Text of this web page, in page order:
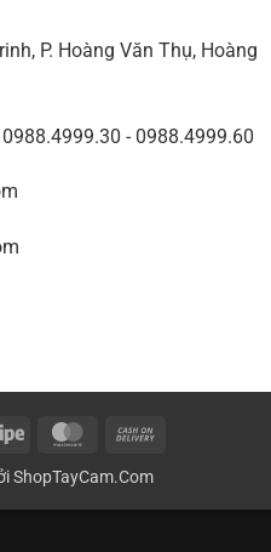
P. Hoàng Văn Thụ, Hoàng
- 0988.4999.60
Stripe MasterCard
ShopTayCam.Com